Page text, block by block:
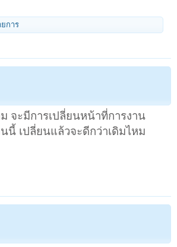
ยการ
จะมีการเปลี่ยนหน้าที่การงาน
นี้ เปลี่ยนแล้วจะดีกว่าเดิมไหม